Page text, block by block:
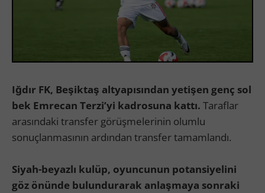
Iğdır FK, Beşiktaş altyapısından yetişen genç sol
bek Emrecan Terzi’yi kadrosuna kattı. Taraflar
arasındaki transfer görüşmelerinin olumlu
sonuçlanmasının ardından transfer tamamlandı.
Siyah-beyazlı kulüp, oyuncunun potansiyelini
göz önünde bulundurarak anlaşmaya sonraki